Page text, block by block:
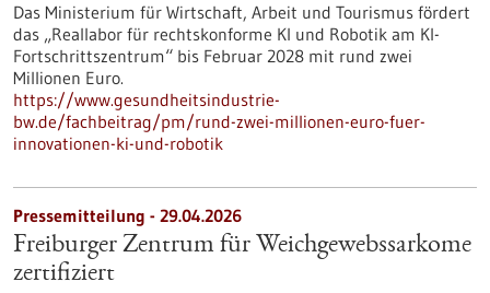
Das Ministerium für Wirtschaft, Arbeit und Tourismus fördert
das „Reallabor für rechtskonforme KI und Robotik am KI-
Fortschrittszentrum“ bis Februar 2028 mit rund zwei
Millionen Euro.
https://www.gesundheitsindustrie-
bw.de/fachbeitrag/pm/rund-zwei-millionen-euro-fuer-
innovationen-ki-und-robotik
Pressemitteilung - 29.04.2026
Freiburger Zentrum für Weichgewebssarkome
zertifiziert